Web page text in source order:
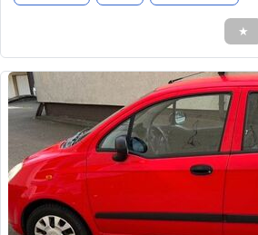
★